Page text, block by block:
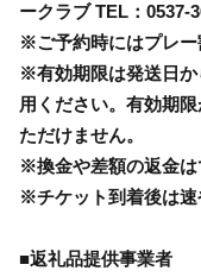
ークラブ TEL：0537-
※ご予約時にはプレー
※有効期限は発送日か
用ください。有効期
ただけません。
※換金や差額の返金は
※チケット到着後は速
■返礼品提供事業者